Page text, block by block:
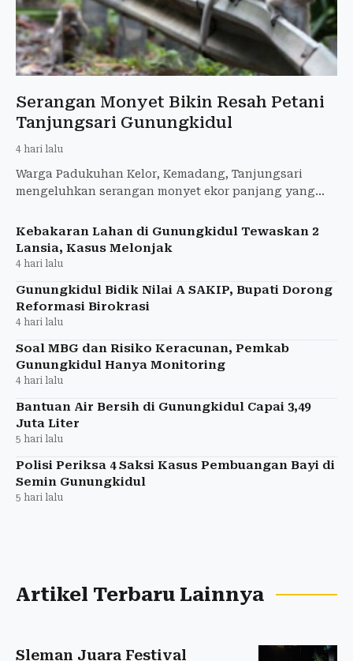
Serangan Monyet Bikin Resah Petani
Tanjungsari Gunungkidul
4 hari lalu
Warga Padukuhan Kelor, Kemadang, Tanjungsari
mengeluhkan serangan monyet ekor panjang yang
gagal panen.
Kebakaran Lahan di Gunungkidul Tewaskan 2
Lansia, Kasus Melonjak
4 hari lalu
Gunungkidul Bidik Nilai A SAKIP, Bupati Dorong
Reformasi Birokrasi
4 hari lalu
Soal MBG dan Risiko Keracunan, Pemkab
Gunungkidul Hanya Monitoring
4 hari lalu
Bantuan Air Bersih di Gunungkidul Capai 3,49
Juta Liter
5 hari lalu
Polisi Periksa 4 Saksi Kasus Pembuangan Bayi di
Semin Gunungkidul
5 hari lalu
Artikel Terbaru Lainnya
Sleman Juara Festival